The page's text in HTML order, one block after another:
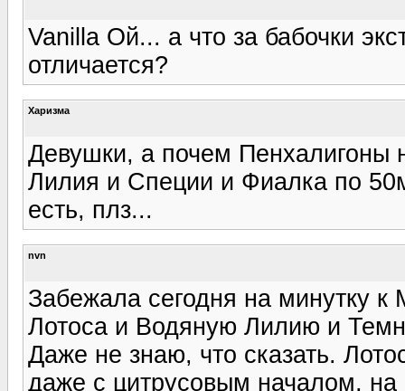
Vanilla Ой... а что за бабочки
отличается?
Харизма
Девушки, а почем Пенхалигоны
Лилия и Специи и Фиалка по
есть, плз...
nvn
Забежала сегодня на минутку к
Лотоса и Водяную Лилию и
Даже не знаю, что сказать.
даже с цитрусовым началом,